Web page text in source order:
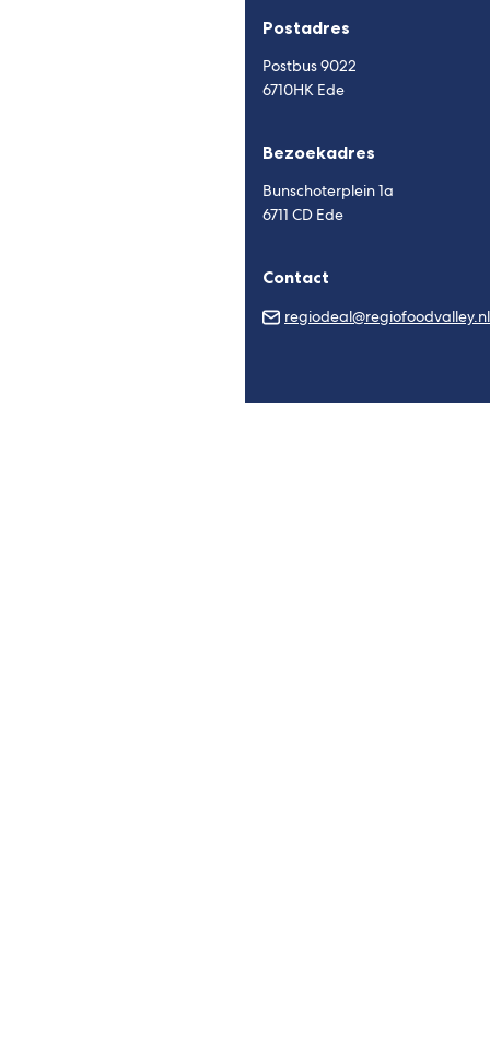
Postadres
Postbus 9022
6710HK Ede
Bezoekadres
Bunschoterplein 1a
6711 CD Ede
Contact
regiodeal@regiofoodvalley.nl